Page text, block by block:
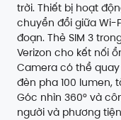
trời. Thiết bị hoạt
chuyển đổi giữa Wi-
đoạn. Thẻ SIM 3
Verizon cho kết nối
Camera có thể
đèn pha 100 lumen,
Góc nhìn 360° và
người và phương